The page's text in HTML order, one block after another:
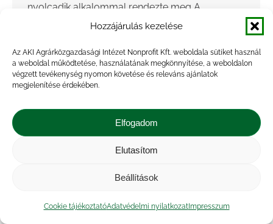
Hozzájárulás kezelése
Az AKI Agrárközgazdasági Intézet Nonprofit Kft. weboldala sütiket használ
a weboldal működtetése, használatának megkönnyítése, a weboldalon
végzett tevékenység nyomon követése és releváns ajánlatok
megjelenítése érdekében.
Elfogadom
Elutasítom
Beállítások
Cookie tájékoztatóAdatvédelmi nyilatkozatImpresszum
nyolcadik alkalommal rendezte meg A
mezőgazdasági kockázatkezelési rendszer 2021.
személyes részvétellel megtartott eszmecserén
több mint 30 szakember vett részt,…